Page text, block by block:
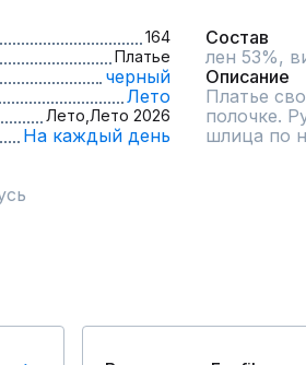
164
Платье
черный
Лето
Лето, Лето 2026
На каждый день
Состав
лен 53%,
Описание
Платье
полочке.
шлица по